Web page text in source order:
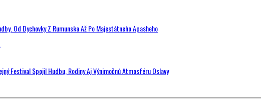
Od Dychovky Z Rumunska Až Po Majestátneho Apasheho
Festival Spojil Hudbu, Rodiny Aj Výnimočnú Atmosféru Oslavy